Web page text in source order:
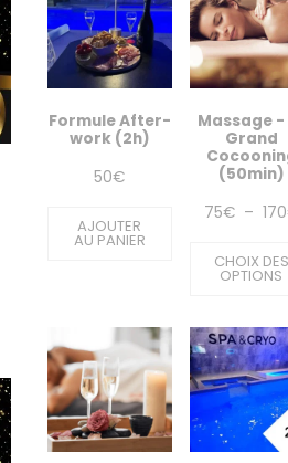
Formule After-
work (2h)
50€
AJOUTER
AU PANIER
Massage -
Grand
(50min)
75€ – 170
CHOIX DES
OPTIONS